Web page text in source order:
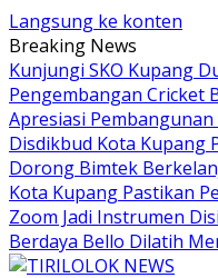
Langsung ke konten
Breaking News
Kunjungi SKO Kupang
Pengembangan Cricket
Apresiasi
Disdikbud Kota Kupang
Dorong Bimtek
Kota Kupang Pastikan
Zoom Jadi Instrumen
Berdaya Bello Dilatih